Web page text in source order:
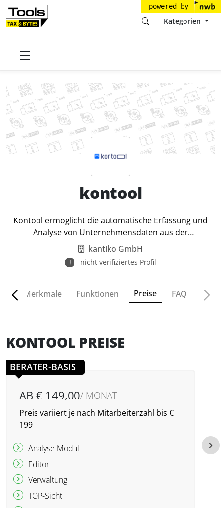
powered by
Kategorien
Startseite
kontool
Kontool ermöglicht die automatische Erfassung und
Analyse von Unternehmensdaten aus der
Buchhaltung.
kantiko GmbH
nicht verifiziertes Profil
Merkmale Funktionen Preise FAQ
KONTOOL PREISE
BERATER-BASIS
AB € 149,00/ MONAT
Preis variiert je nach Mitarbeiterzahl bis €
199
Analyse Modul
Editor
Verwaltung
TOP-Sicht